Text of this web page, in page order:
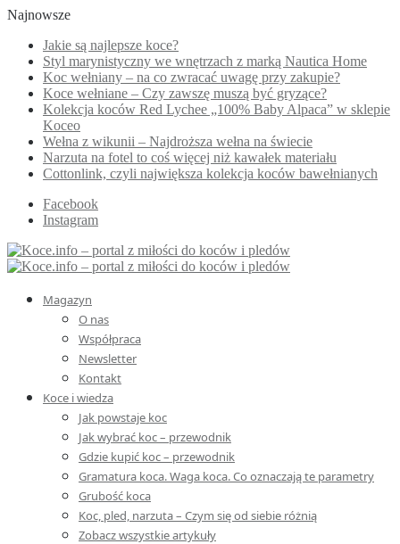
Najnowsze
Jakie są najlepsze koce?
Styl marynistyczny we wnętrzach z marką Nautica Home
Koc wełniany – na co zwracać uwagę przy zakupie?
Koce wełniane – Czy zawszę muszą być gryzące?
Kolekcja koców Red Lychee „100% Baby Alpaca” w sklepie
Koceo
Wełna z wikunii – Najdroższa wełna na świecie
Narzuta na fotel to coś więcej niż kawałek materiału
Cottonlink, czyli największa kolekcja koców bawełnianych
Facebook
Instagram
Magazyn
O nas
Współpraca
Newsletter
Kontakt
Koce i wiedza
Jak powstaje koc
Jak wybrać koc – przewodnik
Gdzie kupić koc – przewodnik
Gramatura koca. Waga koca. Co oznaczają te parametry
Grubość koca
Koc, pled, narzuta – Czym się od siebie różnią
Zobacz wszystkie artykuły